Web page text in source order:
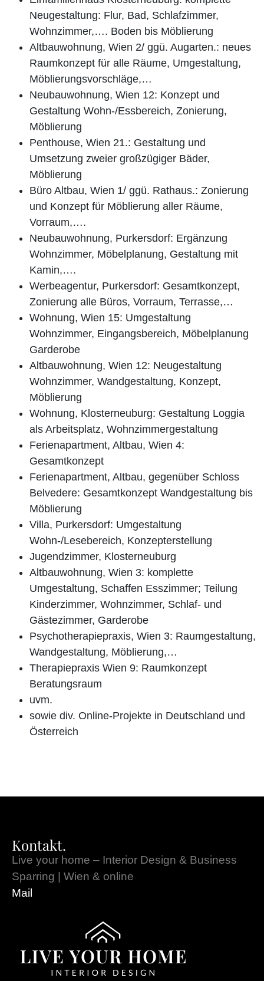
Neugestaltung: Flur, Bad, Schlafzimmer,
Wohnzimmer,…. Boden bis Möblierung
Altbauwohnung, Wien 2/ ggü. Augarten.: neues
Raumkonzept für alle Räume, Umgestaltung,
Möblierungsvorschläge,…
Neubauwohnung, Wien 12: Konzept und
Gestaltung Wohn-/Essbereich, Zonierung,
Möblierung
Penthouse, Wien 21.: Gestaltung und
Umsetzung zweier großzügiger Bäder,
Möblierung
Büro Altbau, Wien 1/ ggü. Rathaus.: Zonierung
und Konzept für Möblierung aller Räume,
Vorraum,….
Neubauwohnung, Purkersdorf: Ergänzung
Wohnzimmer, Möbelplanung, Gestaltung mit
Kamin,….
Werbeagentur, Purkersdorf: Gesamtkonzept,
Zonierung alle Büros, Vorraum, Terrasse,…
Wohnung, Wien 15: Umgestaltung
Wohnzimmer, Eingangsbereich, Möbelplanung
Garderobe
Altbauwohnung, Wien 12: Neugestaltung
Wohnzimmer, Wandgestaltung, Konzept,
Möblierung
Wohnung, Klosterneuburg: Gestaltung Loggia
als Arbeitsplatz, Wohnzimmergestaltung
Ferienapartment, Altbau, Wien 4:
Gesamtkonzept
Ferienapartment, Altbau, gegenüber Schloss
Belvedere: Gesamtkonzept Wandgestaltung bis
Möblierung
Villa, Purkersdorf: Umgestaltung
Wohn-/Lesebereich, Konzepterstellung
Jugendzimmer, Klosterneuburg
Altbauwohnung, Wien 3: komplette
Umgestaltung, Schaffen Esszimmer; Teilung
Kinderzimmer, Wohnzimmer, Schlaf- und
Gästezimmer, Garderobe
Psychotherapiepraxis, Wien 3: Raumgestaltung,
Wandgestaltung, Möblierung,…
Therapiepraxis Wien 9: Raumkonzept
Beratungsraum
uvm.
sowie div. Online-Projekte in Deutschland und
Österreich
Kontakt.
Live your home – Interior Design & Business
Sparring | Wien & online
Mail